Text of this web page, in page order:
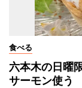
食べる
六本木の日曜
サーモン使う